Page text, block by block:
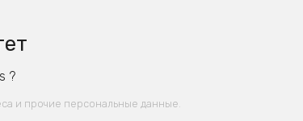
?
и прочие персональные данные.